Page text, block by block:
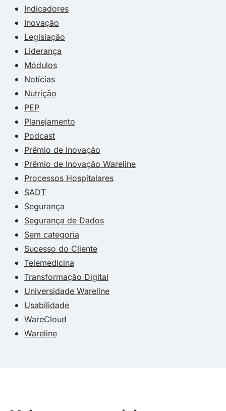
Indicadores
Inovação
Legislação
Liderança
Módulos
Notícias
Nutrição
PEP
Planejamento
Podcast
Prêmio de Inovação
Prêmio de Inovação Wareline
Processos Hospitalares
SADT
Segurança
Segurança de Dados
Sem categoria
Sucesso do Cliente
Telemedicina
Transformação Digital
Universidade Wareline
Usabilidade
WareCloud
Wareline